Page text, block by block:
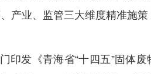
产业、监管三大维度精准施
发《青海省“十四五”固体废